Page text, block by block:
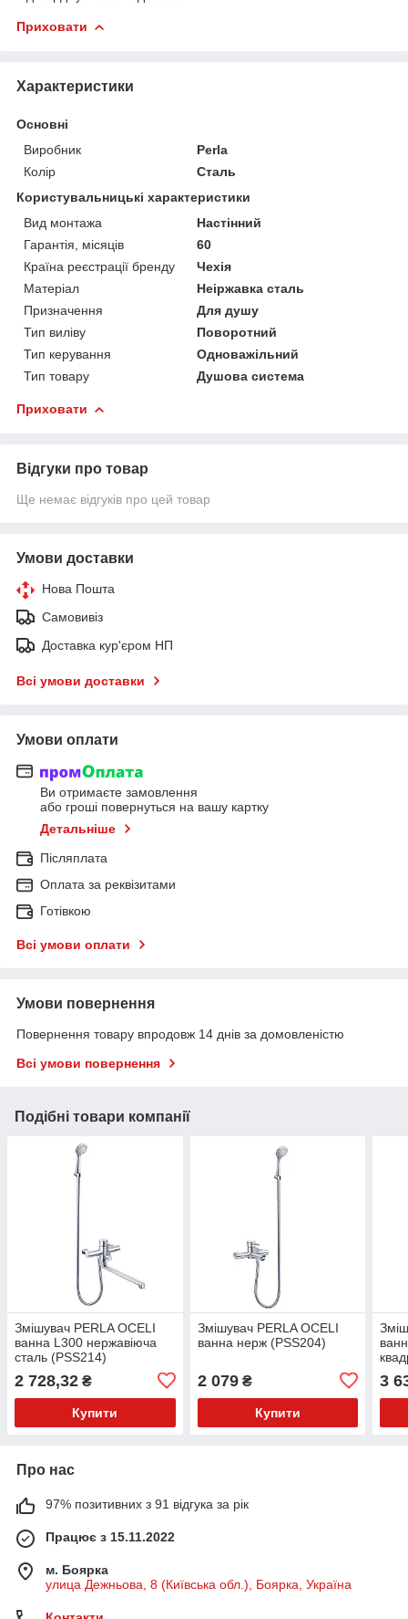
Приховати
Характеристики
Основні
Виробник
Perla
Колір
Сталь
Користувальницькі характеристики
Вид монтажа
Настінний
Гарантія, місяців
60
Країна реєстрації бренду
Чехія
Матеріал
Неіржавка сталь
Призначення
Для душу
Тип виліву
Поворотний
Тип керування
Одноважільний
Тип товару
Душова система
Приховати
Відгуки про товар
Ще немає відгуків про цей товар
Умови доставки
Нова Пошта
Самовивіз
Доставка кур'єром НП
Всі умови доставки
Умови оплати
Ви отримаєте замовлення
або гроші повернуться на вашу картку
Детальніше
Післяплата
Оплата за реквізитами
Готівкою
Всі умови оплати
Умови повернення
Повернення товару впродовж 14 днів за домовленістю
Всі умови повернення
Подібні товари компанії
Змішувач PERLA OCELI
ванна L300 нержавіюча
сталь (PSS214)
2 728,32 ₴
Купити
Змішувач PERLA OCELI
ванна нерж (PSS204)
2 079₴
Купити
3
Про нас
97% позитивних з 91 відгука за рік
Працює з 15.11.2022
м. Боярка
улица Дежньова, 8 (Київська обл.), Боярка, Україна